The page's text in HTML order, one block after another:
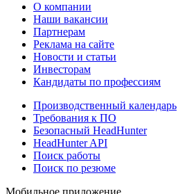
О компании
Наши вакансии
Партнерам
Реклама на сайте
Новости и статьи
Инвесторам
Кандидаты по профессиям
Производственный календарь
Требования к ПО
Безопасный HeadHunter
HeadHunter API
Поиск работы
Поиск по резюме